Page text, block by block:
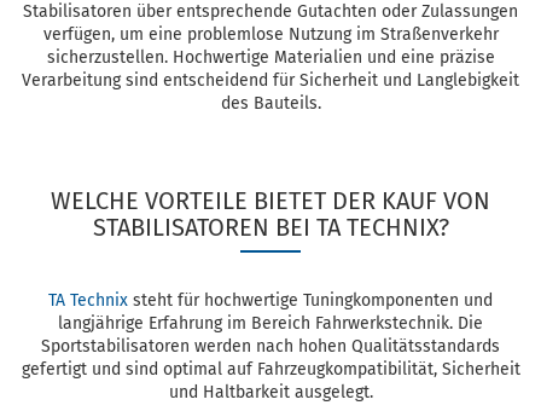
Stabilisatoren über entsprechende Gutachten oder Zulassungen
verfügen, um eine problemlose Nutzung im Straßenverkehr
sicherzustellen. Hochwertige Materialien und eine präzise
Verarbeitung sind entscheidend für Sicherheit und Langlebigkeit
des Bauteils.
WELCHE VORTEILE BIETET DER KAUF VON
STABILISATOREN BEI TA TECHNIX?
TA Technix steht für hochwertige Tuningkomponenten und
langjährige Erfahrung im Bereich Fahrwerkstechnik. Die
Sportstabilisatoren werden nach hohen Qualitätsstandards
gefertigt und sind optimal auf Fahrzeugkompatibilität, Sicherheit
und Haltbarkeit ausgelegt.